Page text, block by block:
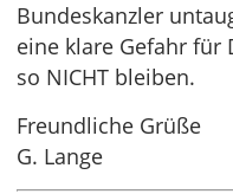
Bundeskanzler
eine klare Gefahr für
so NICHT bleiben.
Freundliche Grüße
G. Lange